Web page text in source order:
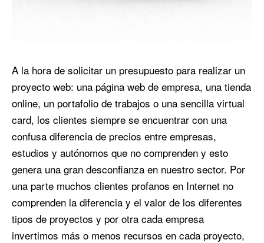
A la hora de solicitar un presupuesto para realizar un
proyecto web: una página web de empresa, una tienda
online, un portafolio de trabajos o una sencilla virtual
card, los clientes siempre se encuentrar con una
confusa diferencia de precios entre empresas,
estudios y autónomos que no comprenden y esto
genera una gran desconfianza en nuestro sector. Por
una parte muchos clientes profanos en Internet no
comprenden la diferencia y el valor de los diferentes
tipos de proyectos y por otra cada empresa
invertimos más o menos recursos en cada proyecto,